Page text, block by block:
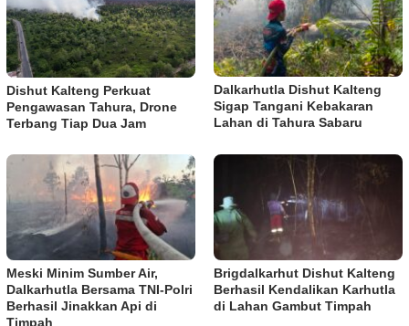
Dishut Kalteng Perkuat
Pengawasan Tahura, Drone
Terbang Tiap Dua Jam
Dalkarhutla Dishut Kalteng
Sigap Tangani Kebakaran
Lahan di Tahura Sabaru
Meski Minim Sumber Air,
Dalkarhutla Bersama TNI-Polri
Berhasil Jinakkan Api di
Timpah
Brigdalkarhut Dishut Kalteng
Berhasil Kendalikan Karhutla
di Lahan Gambut Timpah